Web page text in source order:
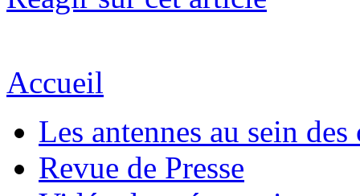
Accueil
Les antennes au sein des
Revue de Presse